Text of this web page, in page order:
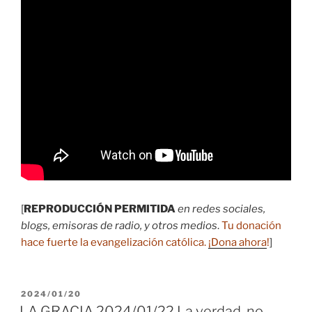
[REPRODUCCIÓN PERMITIDAen redes sociales,
blogs, emisoras de radio, y otros medios.Tu donación
hace fuerte la evangelización católica. ¡Dona ahora!]
PUBLICADO
EL
2024/01/20